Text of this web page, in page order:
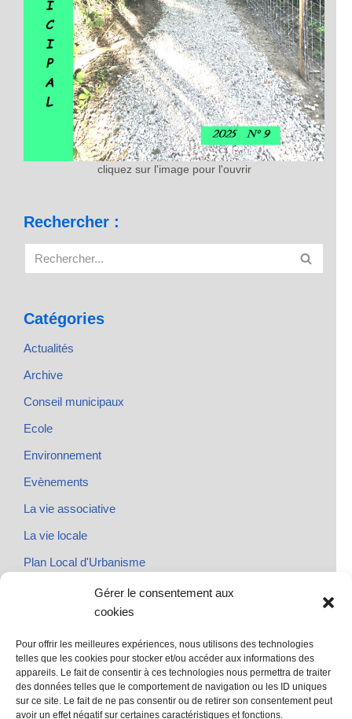
Gérer le consentement aux
cookies
Pour offrir les meilleures expériences, nous utilisons des technologies
telles que les cookies pour stocker et/ou accéder aux informations des
appareils. Le fait de consentir à ces technologies nous permettra de traiter
des données telles que le comportement de navigation ou les ID uniques
sur ce site. Le fait de ne pas consentir ou de retirer son consentement peut
avoir un effet négatif sur certaines caractéristiques et fonctions.
cliquez sur l'image pour l'ouvrir
Rechercher :
Catégories
Actualités
Archive
Conseil municipaux
Ecole
Environnement
Evènements
La vie associative
La vie locale
Plan Local d'Urbanisme
@ Sainte Marie des Champs
Mentions légales